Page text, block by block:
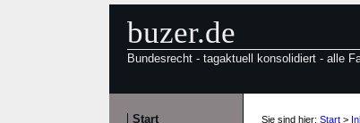
buzer.de
Bundesrecht - tagaktuell konsolidiert - alle
Start
Sie sind hier: Start >